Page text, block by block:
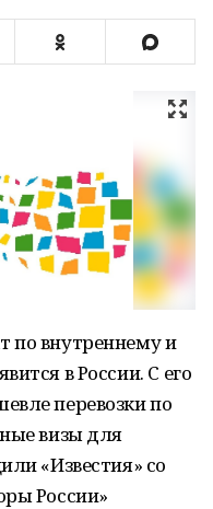
по внутреннему и
в России. С его
перевозки по
визы для
«Известия» со
России»